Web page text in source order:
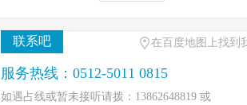
联系吧 在百度地图上找到
服务热线：0512-5011 0815
如遇占线或暂未接听请拨：13862648819 或